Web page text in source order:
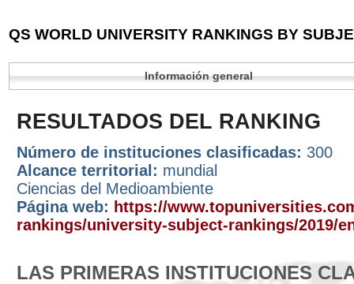
QS WORLD UNIVERSITY RANKINGS BY
Información general
RESULTADOS DEL RANKING
Número de instituciones clasificadas: 300
Alcance territorial: mundial
Ciencias del Medioambiente
Página web: https://
rankings/university-subject-rankings/2019/
LAS PRIMERAS INSTITUCIONES